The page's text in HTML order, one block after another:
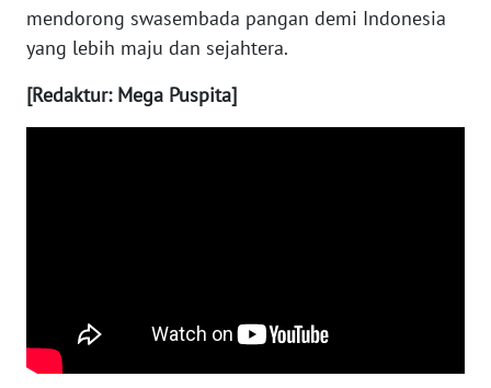
mendorong swasembada pangan demi Indonesia
yang lebih maju dan sejahtera.
[Redaktur: Mega Puspita]
WN
WN
SULSEL
WN